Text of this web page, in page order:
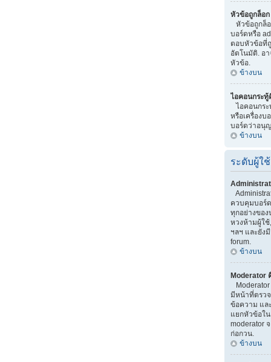
หัวข้อถูกล็อก
หัวข้อถูกล็อ
บอร์ดหรือ
ตอบหัวข้อที่
อัตโนมัติ. อ
หัวข้อ.
ข้างบน
ไอคอนกระทู้
ไอคอนกร
หรือเครื่อง
บอร์ดว่าอนุ
ข้างบน
ระดับผู้ใ
ควบคุมบอร์
ทุกอย่างของ
หวงห้ามผู้ใช้
ฯลฯ และยัง
forum.
ข้างบน
Moderator
มีหน้าที่ตรว
ข้อความ แล
แยกหัวข้อใ
moderator
ก่อกวน.
ข้างบน